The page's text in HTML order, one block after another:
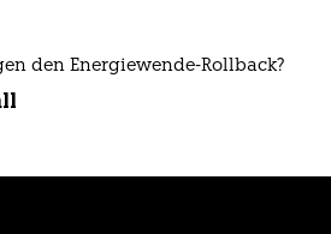
den Energiewende-Rollback?